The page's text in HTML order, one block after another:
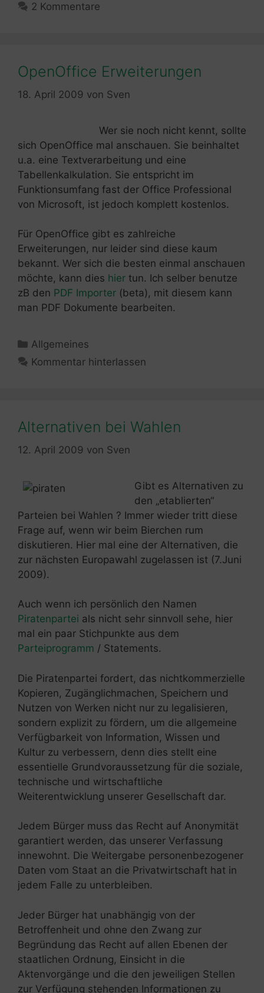
2 Kommentare
OpenOffice Erweiterungen
18. April 2009 von Sven
Wer sie noch nicht kennt, sollte
sich OpenOffice mal anschauen. Sie beinhaltet
u.a. eine Textverarbeitung und eine
Tabellenkalkulation. Sie entspricht im
Funktionsumfang fast der Office Professional
von Microsoft, ist jedoch komplett kostenlos.
Für OpenOffice gibt es zahlreiche
Erweiterungen, nur leider sind diese kaum
bekannt. Wer sich die besten einmal anschauen
möchte, kann dies hier tun. Ich selber benutze
zB den PDF Importer (beta), mit diesem kann
man PDF Dokumente bearbeiten.
Kategorien
Allgemeines
Kommentar hinterlassen
Alternativen bei Wahlen
12. April 2009 von Sven
Gibt es Alternativen zu
den „etablierten“
Parteien bei Wahlen ? Immer wieder tritt diese
Frage auf, wenn wir beim Bierchen rum
diskutieren. Hier mal eine der Alternativen, die
zur nächsten Europawahl zugelassen ist (7.Juni
2009).
Auch wenn ich persönlich den Namen
Piratenpartei als nicht sehr sinnvoll sehe, hier
mal ein paar Stichpunkte aus dem
Parteiprogramm / Statements.
Die Piratenpartei fordert, das nichtkommerzielle
Kopieren, Zugänglichmachen, Speichern und
Nutzen von Werken nicht nur zu legalisieren,
sondern explizit zu fördern, um die allgemeine
Verfügbarkeit von Information, Wissen und
Kultur zu verbessern, denn dies stellt eine
essentielle Grundvoraussetzung für die soziale,
technische und wirtschaftliche
Weiterentwicklung unserer Gesellschaft dar.
Jedem Bürger muss das Recht auf Anonymität
garantiert werden, das unserer Verfassung
innewohnt. Die Weitergabe personenbezogener
Daten vom Staat an die Privatwirtschaft hat in
jedem Falle zu unterbleiben.
Jeder Bürger hat unabhängig von der
Betroffenheit und ohne den Zwang zur
Begründung das Recht auf allen Ebenen der
staatlichen Ordnung, Einsicht in die
Aktenvorgänge und die den jeweiligen Stellen
zur Verfügung stehenden Informationen zu